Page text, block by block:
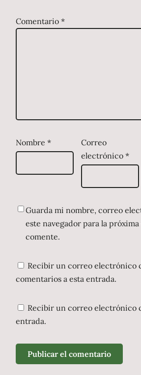
Comentario *
Nombre *
Correo
electrónico *
Guarda mi nombre, correo
este navegador para la próxima
comente.
Recibir un correo electrónico
comentarios a esta entrada.
Recibir un correo electrónico
entrada.